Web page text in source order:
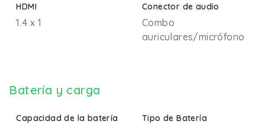
HDMI
1.4 x 1
Conector de audio
Combo
auriculares/micrófono
Batería y carga
Capacidad de la batería Tipo de Batería